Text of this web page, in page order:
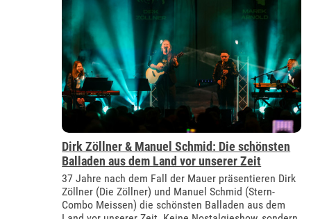
Dirk Zöllner & Manuel Schmid: Die schönsten
Balladen aus dem Land vor unserer Zeit
37 Jahre nach dem Fall der Mauer präsentieren Dirk
Zöllner (Die Zöllner) und Manuel Schmid (Stern-
Combo Meissen) die schönsten Balladen aus dem